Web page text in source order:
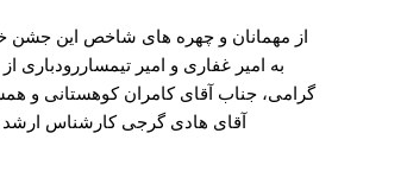
از مهمانان و چهره های شاخص این جشن
به امیر غفاری و امیر تیمساررودباری
گرامی، جناب آقای کامران کوهستانی و
آقای هادی گرجی کارشناس ارشد